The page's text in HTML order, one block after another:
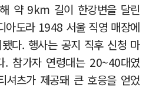
약 9km 길이 한강변을 달린
아도라 1948 서울 직영 매장에
다. 행사는 공지 직후 신청 마
. 참가자 연령대는 20~40대였
셔츠가 제공돼 큰 호응을 얻었